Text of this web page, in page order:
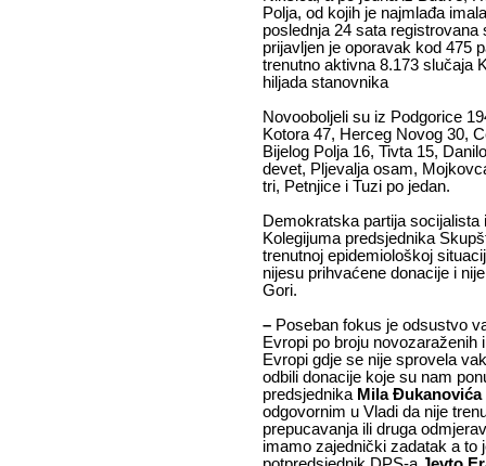
Polja, od kojih je najmlađa
poslednja 24 sata
prijavljen je oporavak kod 475
trenutno aktivna 8.173 slučaja
hiljada stanovnika
Novooboljeli su iz Podgorice
Kotora 47, Herceg Novog 30,
Bijelog Polja 16, Tivta 15,
devet, Pljevalja osam,
tri, Petnjice i Tuzi po jedan.
Demokratska partija socijalista
Kolegijuma predsjednika
trenutnoj epidemiološkoj
nijesu prihvaćene donacije i
Gori.
– Poseban fokus je odsustvo
Evropi po broju novozaraženih
Evropi gdje se nije sprovela
odbili donacije koje su nam
predsjednika Mila Đukanovića
odgovornim u Vladi da nije
prepucavanja ili druga
imamo zajednički zadatak a to